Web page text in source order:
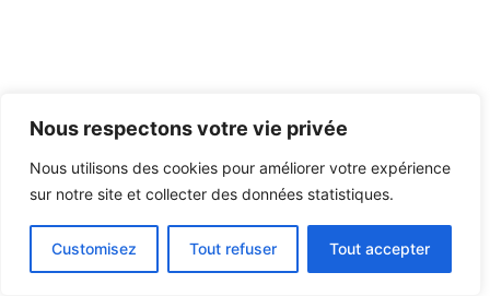
Nous respectons votre vie privée
Nous utilisons des cookies pour améliorer votre expérience
sur notre site et collecter des données statistiques.
Customisez Tout refuser Tout accepter